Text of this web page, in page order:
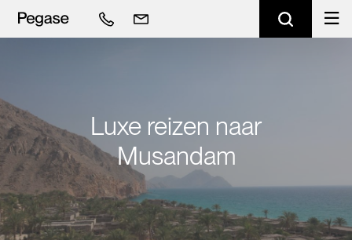
Luxe reizen naar
Musandam